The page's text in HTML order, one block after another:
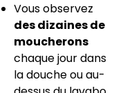
Vous observez
des dizaines de
moucherons
chaque jour dans
la douche ou au-